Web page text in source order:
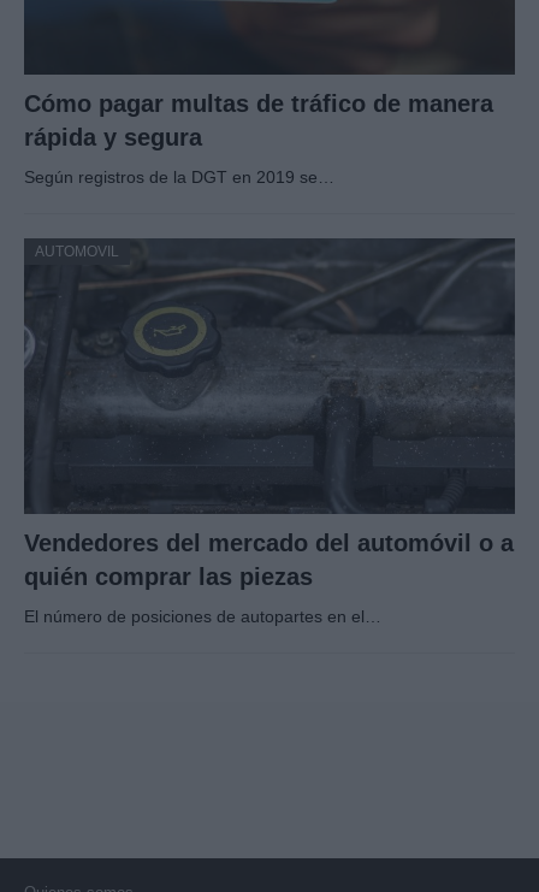
Cómo pagar multas de tráfico de manera
rápida y segura
Según registros de la DGT en 2019 se…
AUTOMOVIL
Vendedores del mercado del automóvil o a
quién comprar las piezas
El número de posiciones de autopartes en el…